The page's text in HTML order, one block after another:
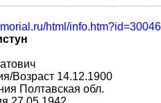
html/
Возраст 14.12.1900
Полтавская обл.